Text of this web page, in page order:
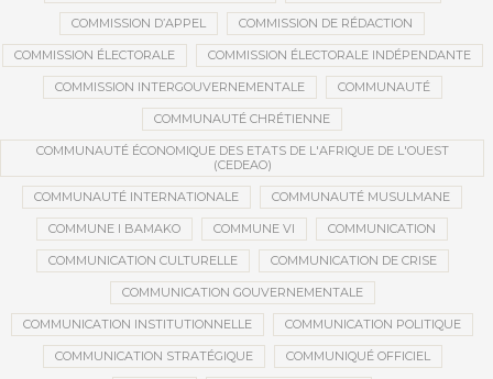
COMMISSION D’APPEL COMMISSION DE RÉDACTION
COMMISSION ÉLECTORALE COMMISSION ÉLECTORALE INDÉPENDANTE
COMMISSION INTERGOUVERNEMENTALE COMMUNAUTÉ
COMMUNAUTÉ CHRÉTIENNE
COMMUNAUTÉ ÉCONOMIQUE DES ETATS DE L'AFRIQUE DE L'OUEST
(CEDEAO)
COMMUNAUTÉ INTERNATIONALE COMMUNAUTÉ MUSULMANE
COMMUNE I BAMAKO COMMUNE VI COMMUNICATION
COMMUNICATION CULTURELLE COMMUNICATION DE CRISE
COMMUNICATION GOUVERNEMENTALE
COMMUNICATION INSTITUTIONNELLE COMMUNICATION POLITIQUE
COMMUNICATION STRATÉGIQUE COMMUNIQUÉ OFFICIEL